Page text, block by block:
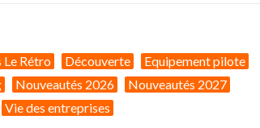
Le Rétro Découverte
Equipement pilote
Nouveautés 2026
Nouveautés 2027
Vie des entreprises